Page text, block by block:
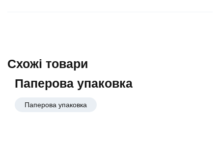
Схожі товари
Паперова упаковка
Паперова упаковка